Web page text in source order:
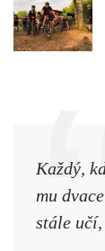
Každý,
mu
stále učí,